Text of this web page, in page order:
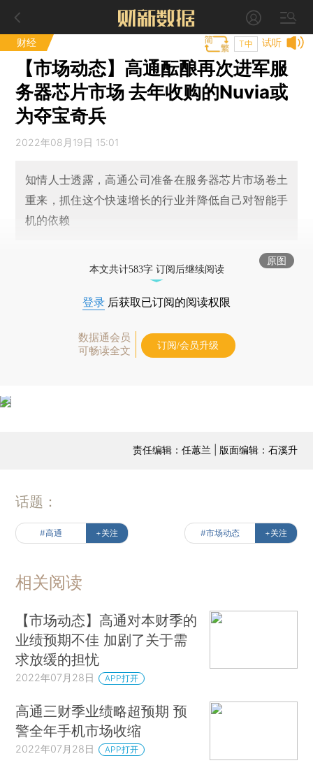
财经 试听
T中
【市场动态】高通酝酿再次进军服
务器芯片市场 去年收购的Nuvia或
为夺宝奇兵
2022年08月19日 15:01
知情人士透露，高通公司准备在服务器芯片市场卷土
重来，抓住这个快速增长的行业并降低自己对智能手
机的依赖
原图
本文共计583字 订阅后继续阅读
登录 后获取已订阅的阅读权限
数据通会员
可畅读全文
订阅/会员升级
责任编辑：任蕙兰 | 版面编辑：石溪升
话题：
#高通 +关注 #市场动态 +关注
相关阅读
【市场动态】高通对本财季的
业绩预期不佳 加剧了关于需
求放缓的担忧
2022年07月28日 APP打开
高通三财季业绩略超预期 预
警全年手机市场收缩
2022年07月28日 APP打开